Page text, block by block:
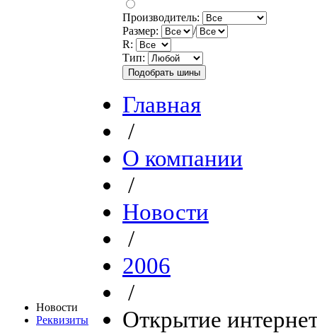
Новости
Реквизиты
Производитель:
Размер:
/
R:
Тип:
Главная
/
О компании
/
Новости
/
2006
/
Открытие